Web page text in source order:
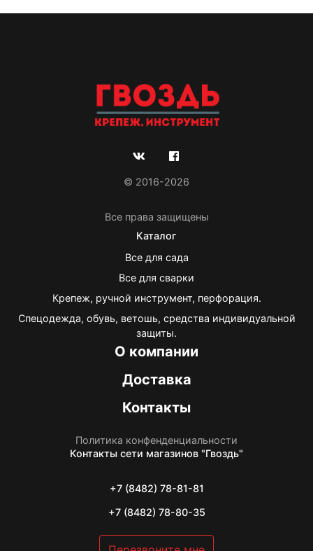
© 2016-2026
Все права защищены
Каталог
Все для сада
Все для сварки
Крепеж, ручной инструмент, перфорация.
Спецодежда, обувь, ветошь, средства индивидуальной
защиты.
О компании
Доставка
Контакты
Политика конфенденциальности
Контакты сети магазинов "Гвоздь"
+7 (8482) 78-81-81
+7 (8482) 78-80-35